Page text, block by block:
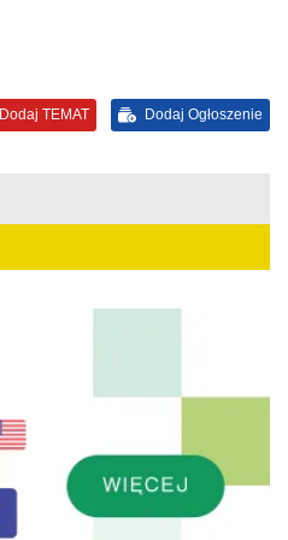
Dodaj TEMAT Dodaj Ogłoszenie